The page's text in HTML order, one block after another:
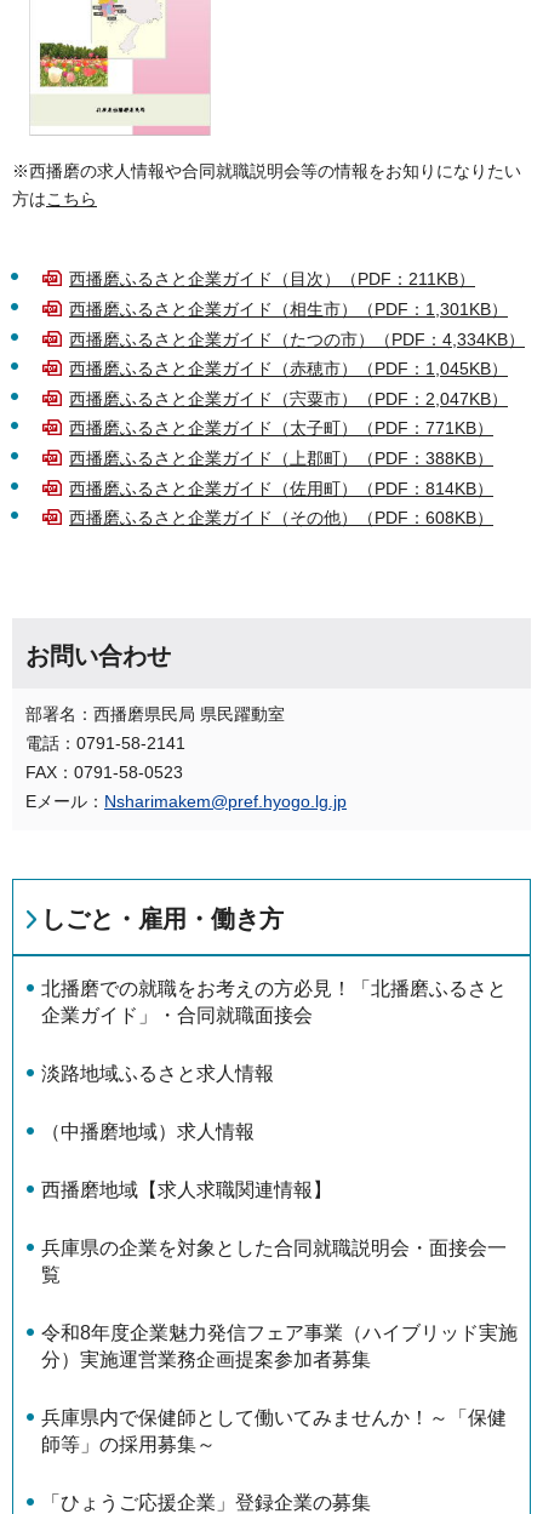
※西播磨の求人情報や合同就職説明会等の情報をお知りになりたい
方はこちら
西播磨ふるさと企業ガイド（目次）（PDF：211KB）
西播磨ふるさと企業ガイド（相生市）（PDF：1,301KB）
西播磨ふるさと企業ガイド（たつの市）（PDF：4,334KB）
西播磨ふるさと企業ガイド（赤穂市）（PDF：1,045KB）
西播磨ふるさと企業ガイド（宍粟市）（PDF：2,047KB）
西播磨ふるさと企業ガイド（太子町）（PDF：771KB）
西播磨ふるさと企業ガイド（上郡町）（PDF：388KB）
西播磨ふるさと企業ガイド（佐用町）（PDF：814KB）
西播磨ふるさと企業ガイド（その他）（PDF：608KB）
お問い合わせ
部署名：西播磨県民局 県民躍動室
電話：0791-58-2141
FAX：0791-58-0523
Eメール： Nsharimakem@pref.hyogo.lg.jp
しごと・雇用・働き方
北播磨での就職をお考えの方必見！「北播磨ふるさと
企業ガイド」・合同就職面接会
淡路地域ふるさと求人情報
（中播磨地域）求人情報
西播磨地域【求人求職関連情報】
兵庫県の企業を対象とした合同就職説明会・面接会一
覧
令和8年度企業魅力発信フェア事業（ハイブリッド実施
分）実施運営業務企画提案参加者募集
兵庫県内で保健師として働いてみませんか！～「保健
師等」の採用募集～
「ひょうご応援企業」登録企業の募集